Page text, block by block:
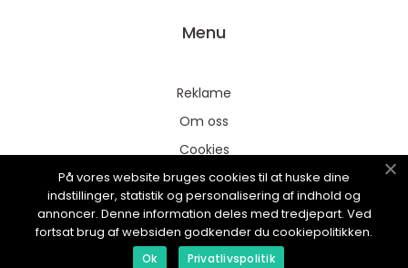
Menu
Reklame
Om oss
Cookies
Kontakt Oss
Sitemap
På vores website bruges cookies til at huske dine
indstillinger, statistik og personalisering af indhold og
annoncer. Denne information deles med tredjepart. Ved
fortsat brug af websiden godkender du cookiepolitikken.
Ok Privatlivspolitik